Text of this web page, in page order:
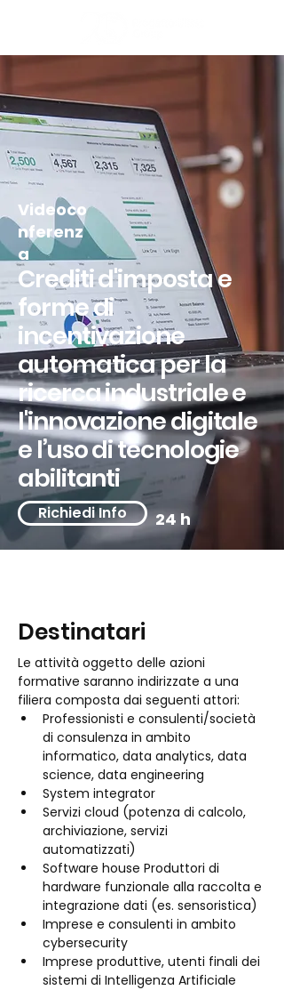
Videoco
nferenz
a
Crediti d'imposta e
forme di
incentivazione
automatica per la
ricerca industriale e
l'innovazione digitale
e l’uso di tecnologie
abilitanti
Richiedi Info 24 h
Destinatari
Le attività oggetto delle azioni
formative saranno indirizzate a una
filiera composta dai seguenti attori:
Professionisti e consulenti/società
di consulenza in ambito
informatico, data analytics, data
science, data engineering
System integrator
Servizi cloud (potenza di calcolo,
archiviazione, servizi
automatizzati)
Software house Produttori di
hardware funzionale alla raccolta e
integrazione dati (es. sensoristica)
Imprese e consulenti in ambito
cybersecurity
Imprese produttive, utenti finali dei
sistemi di Intelligenza Artificiale